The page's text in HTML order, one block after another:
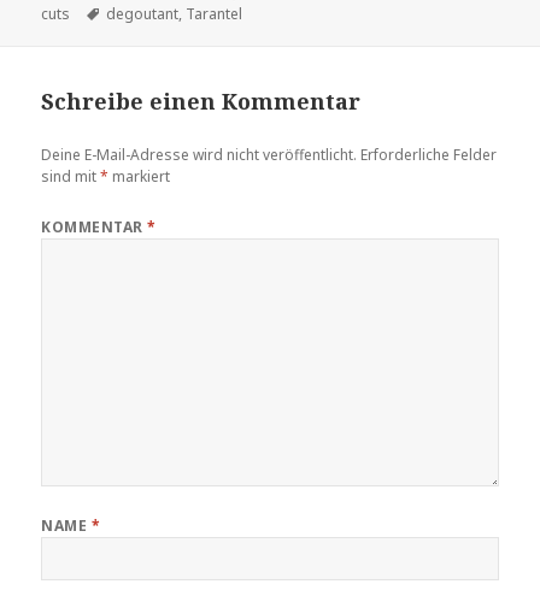
am
cuts
Schlagwörter
degoutant, Tarantel
Schreibe einen Kommentar
Deine E-Mail-Adresse wird nicht veröffentlicht. Erforderliche Felder
sind mit* markiert
KOMMENTAR*
NAME *